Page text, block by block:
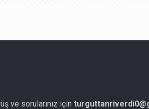
ve sorularınız için